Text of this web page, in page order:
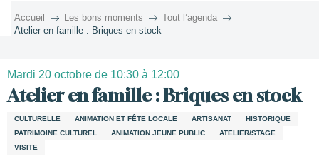
Accueil Les bons moments
Tout l’agenda
Atelier en famille : Briques en stock
Mardi 20 octobre de 10:30 à 12:00
Atelier en famille : Briques en stock
CULTURELLE ANIMATION ET FÊTE LOCALE ARTISANAT
HISTORIQUE
PATRIMOINE CULTUREL
ANIMATION JEUNE PUBLIC
ATELIER/STAGE
VISITE